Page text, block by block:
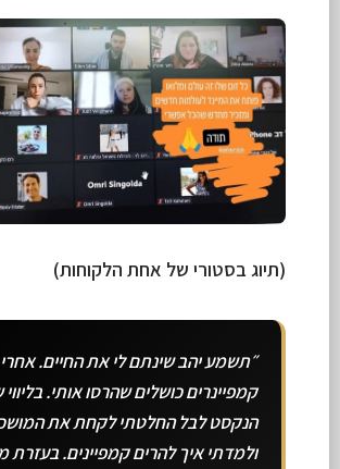
(תיוג בסטורי של אחת הלקוחות)
קמפיינרים כושלים שהרסו אותי. בליווי
הנקסט לבל החלטתי לקחת את
ולמדתי איך להרים קמפיינים. בעזרת